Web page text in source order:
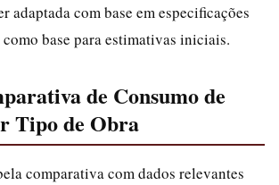
adaptada com base em especificações
base para estimativas iniciais.
de Consumo de
Tipo de Obra
comparativa com dados relevantes